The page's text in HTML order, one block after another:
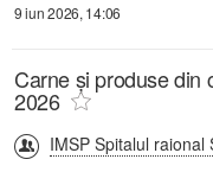
9 iun 2026, 14:06
Carne și produse din
2026
IMSP Spitalul raional